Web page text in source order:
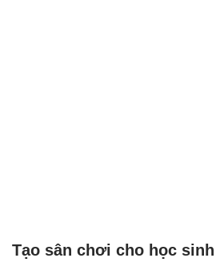
Tạo sân chơi cho học